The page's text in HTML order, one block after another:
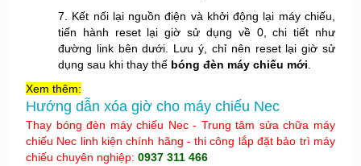
7. Kết nối lại nguồn điện và khởi động lại máy chiếu,
tiến hành reset lại giờ sử dụng về 0, chi tiết như
đường link bên dưới. Lưu ý, chỉ nên reset lại giờ sử
dụng sau khi thay thế bóng đèn máy chiếu mới.
Xem thêm:
Hướng dẫn xóa giờ cho máy chiếu Nec
Thay bóng đèn máy chiếu Nec - Trung tâm sửa chữa máy
chiếu Nec linh kiện chính hãng - thi công lắp đặt bảo trì máy
chiếu chuyên nghiệp: 0937 311 466